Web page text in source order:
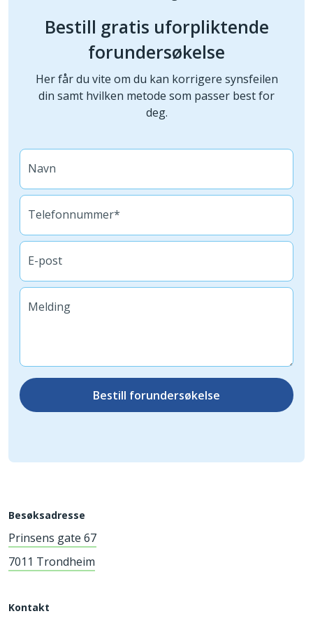
Bestill gratis uforpliktende
forundersøkelse
Her får du vite om du kan korrigere synsfeilen
din samt hvilken metode som passer best for
deg.
Navn
Telefonnummer*
E-post
Melding
Bestill forundersøkelse
Besøksadresse
Prinsens gate 67
7011 Trondheim
Kontakt